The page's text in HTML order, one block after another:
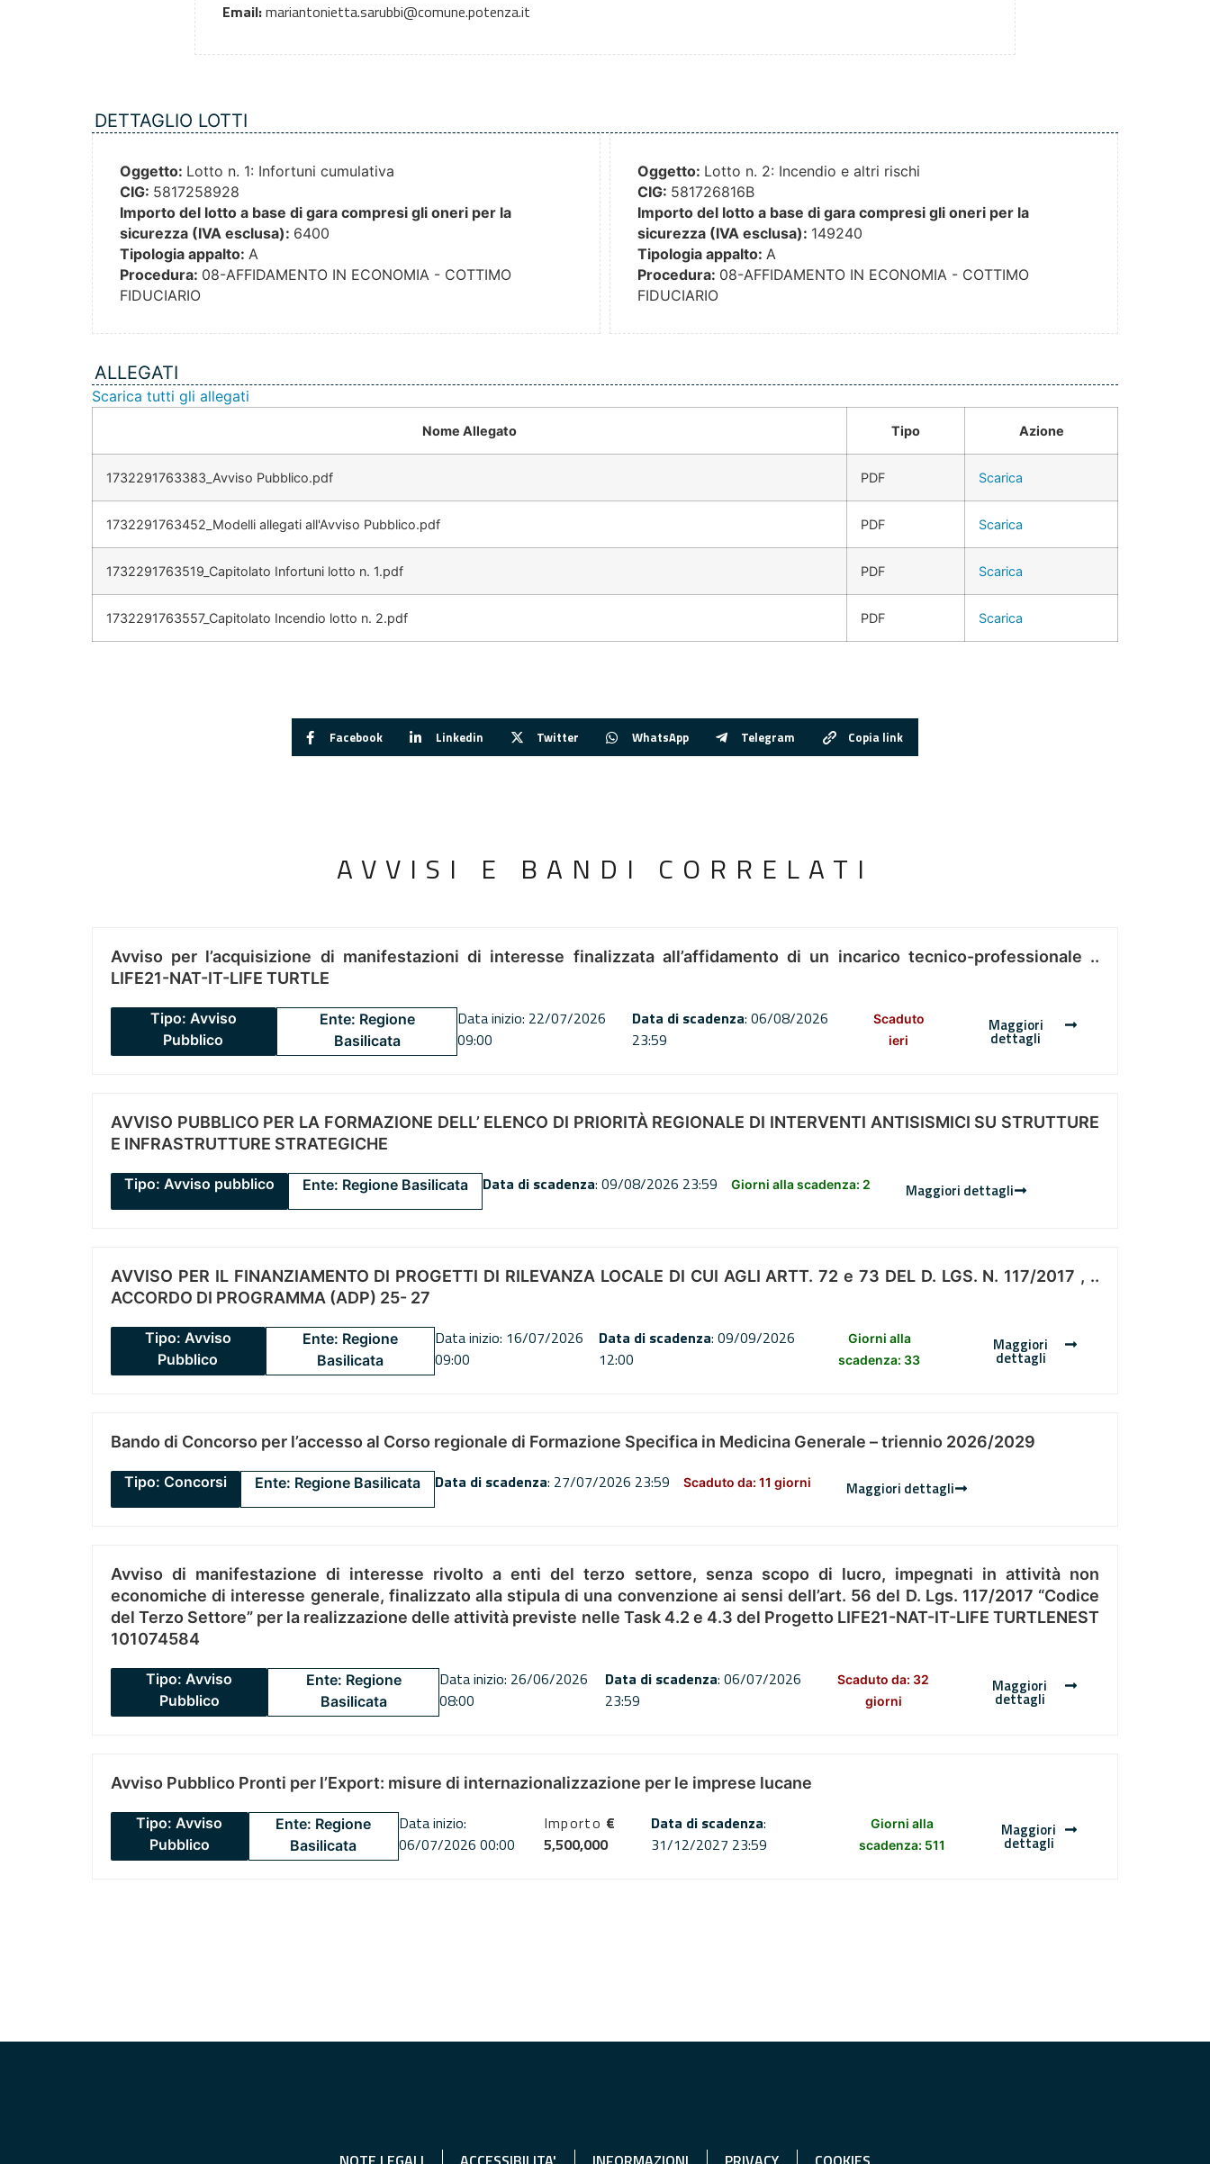
Email:mariantonietta.sarubbi@comune.potenza.it
DETTAGLIO LOTTI
Oggetto: Lotto n. 1: Infortuni cumulativa
CIG: 5817258928
Importo del lotto a base di gara compresi gli oneri per la
sicurezza (IVA esclusa): 6400
Tipologia appalto: A
Procedura: 08-AFFIDAMENTO IN ECONOMIA - COTTIMO
FIDUCIARIO
Oggetto: Lotto n. 2: Incendio e altri rischi
CIG: 581726816B
Importo del lotto a base di gara compresi gli oneri per la
sicurezza (IVA esclusa): 149240
Tipologia appalto: A
Procedura: 08-AFFIDAMENTO IN ECONOMIA - COTTIMO
FIDUCIARIO
ALLEGATI
Scarica tutti gli allegati
Nome Allegato Tipo Azione
1732291763383_Avviso Pubblico.pdf PDF Scarica
1732291763452_Modelli allegati all'Avviso Pubblico.pdf PDF Scarica
1732291763519_Capitolato Infortuni lotto n. 1.pdf PDF Scarica
1732291763557_Capitolato Incendio lotto n. 2.pdf PDF Scarica
Facebook Linkedin Twitter WhatsApp Telegram Copia link
AVVISI E BANDI CORRELATI
Avviso per l’acquisizione di manifestazioni di interesse finalizzata all’affidamento di un incarico tecnico-professionale ..
LIFE21-NAT-IT-LIFE TURTLE
Tipo: Avviso
Pubblico
Ente: Regione
Basilicata
Data inizio: 22/07/2026
09:00
Data di scadenza: 06/08/2026
23:59
Scaduto
ieri
Maggiori
dettagli
AVVISO PUBBLICO PER LA FORMAZIONE DELL’ ELENCO DI PRIORITÀ REGIONALE DI INTERVENTI ANTISISMICI SU STRUTTURE
E INFRASTRUTTURE STRATEGICHE
Tipo: Avviso pubblico Ente: Regione Basilicata Data di scadenza: 09/08/2026 23:59 Giorni alla scadenza: 2 Maggiori dettagli
AVVISO PER IL FINANZIAMENTO DI PROGETTI DI RILEVANZA LOCALE DI CUI AGLI ARTT. 72 e 73 DEL D. LGS. N. 117/2017 , ..
ACCORDO DI PROGRAMMA (ADP) 25- 27
Tipo: Avviso
Pubblico
Ente: Regione
Basilicata
Data inizio: 16/07/2026
09:00
Data di scadenza: 09/09/2026
12:00
Giorni alla
scadenza: 33
Maggiori
dettagli
Bando di Concorso per l’accesso al Corso regionale di Formazione Specifica in Medicina Generale – triennio 2026/2029
Tipo: Concorsi Ente: Regione Basilicata Data di scadenza: 27/07/2026 23:59 Scaduto da: 11 giorni Maggiori dettagli
Avviso di manifestazione di interesse rivolto a enti del terzo settore, senza scopo di lucro, impegnati in attività non
economiche di interesse generale, finalizzato alla stipula di una convenzione ai sensi dell’art. 56 del D. Lgs. 117/2017 “Codice
del Terzo Settore” per la realizzazione delle attività previste nelle Task 4.2 e 4.3 del Progetto LIFE21-NAT-IT-LIFE TURTLENEST
101074584
Tipo: Avviso
Pubblico
Ente: Regione
Basilicata
Data inizio: 26/06/2026
08:00
Data di scadenza: 06/07/2026
23:59
Scaduto da: 32
giorni
Maggiori
dettagli
Avviso Pubblico Pronti per l’Export: misure di internazionalizzazione per le imprese lucane
Tipo: Avviso
Pubblico
Ente: Regione
Basilicata
Data inizio:
06/07/2026 00:00
Importo €
5,500,000
Data di scadenza:
31/12/2027 23:59
Giorni alla
scadenza: 511
Maggiori
dettagli